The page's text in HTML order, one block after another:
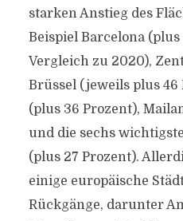
starken Anstieg des
Beispiel Barcelona
Vergleich zu 2020),
Brüssel (jeweils plus
(plus 36 Prozent),
und die sechs
(plus 27 Prozent).
einige europäische
Rückgänge, darunter